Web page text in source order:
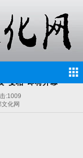
“变相”即将开幕
:1009
化网